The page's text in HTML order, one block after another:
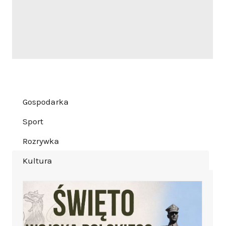
Gospodarka
Sport
Rozrywka
Kultura